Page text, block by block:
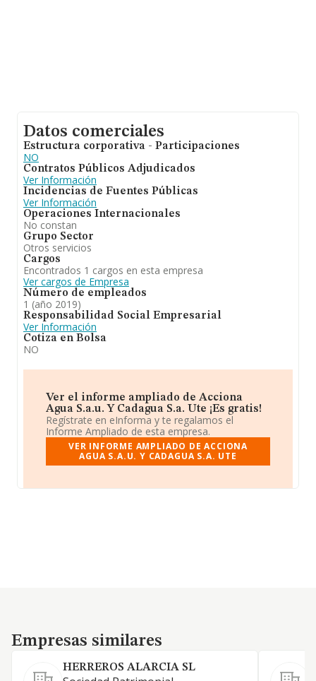
Datos comerciales
Estructura corporativa - Participaciones
NO
Contratos Públicos Adjudicados
Ver Información
Incidencias de Fuentes Públicas
Ver Información
Operaciones Internacionales
No constan
Grupo Sector
Otros servicios
Cargos
Encontrados 1 cargos en esta empresa
Ver cargos de Empresa
Número de empleados
1 (año 2019)
Responsabilidad Social Empresarial
Ver Información
Cotiza en Bolsa
NO
Ver el informe ampliado de Acciona
Agua S.a.u. Y Cadagua S.a. Ute ¡Es gratis!
Regístrate en eInforma y te regalamos el
Informe Ampliado de esta empresa.
VER INFORME AMPLIADO DE ACCIONA
AGUA S.A.U. Y CADAGUA S.A. UTE
Empresas similares
Empresas similares
HERREROS ALARCIA SL